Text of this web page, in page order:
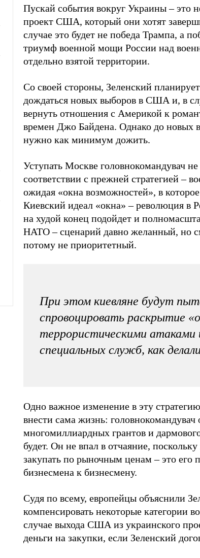
Пускай события вокруг Украины – это
проект США, который они хотят
случае это будет не победа Трампа, а
триумф военной мощи России над
отдельно взятой территории.
Со своей стороны, Зеленский
дождаться новых выборов в США и, в
вернуть отношения с Америкой к
времен Джо Байдена. Однако до
нужно как минимум дожить.
Уступать Москве головнокомандувач не
соответствии с прежней стратегией –
ожидая «окна возможностей», в
Киевский идеал «окна» – революция в
на худой конец подойдет и
НАТО – сценарий давно желанный, но
потому не приоритетный.
При этом киевляне будут
спровоцировать раскрытие
террористическими атаками
специальных служб, как
Одно важное изменение в эту стратегию
внести сама жизнь: головнокомандувач
многомиллиардных грантов и
будет. Он не впал в отчаяние,
закупать по рыночным ценам – это его
бизнесмена к бизнесмену.
Судя по всему, европейцы объяснили
компенсировать некоторые категории
случае выхода США из украинского
деньги на закупки, если Зеленский